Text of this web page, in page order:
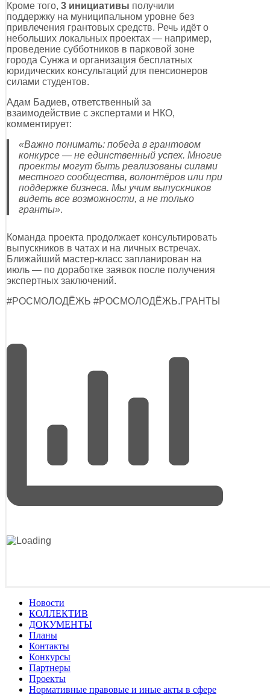
Кроме того, 3 инициативы получили
поддержку на муниципальном уровне без
привлечения грантовых средств. Речь идёт о
небольших локальных проектах — например,
проведение субботников в парковой зоне
города Сунжа и организация бесплатных
юридических консультаций для пенсионеров
силами студентов.
Адам Бадиев, ответственный за
взаимодействие с экспертами и НКО,
комментирует:
«Важно понимать: победа в грантовом
конкурсе — не единственный успех. Многие
проекты могут быть реализованы силами
местного сообщества, волонтёров или при
поддержке бизнеса. Мы учим выпускников
видеть все возможности, а не только
гранты».
Команда проекта продолжает консультировать
выпускников в чатах и на личных встречах.
Ближайший мастер-класс запланирован на
июль — по доработке заявок после получения
экспертных заключений.
#РОСМОЛОДЁЖЬ #РОСМОЛОДЁЖЬ.ГРАНТЫ
Новости
КОЛЛЕКТИВ
ДОКУМЕНТЫ
Планы
Контакты
Конкурсы
Партнеры
Проекты
Нормативные правовые и иные акты в сфере